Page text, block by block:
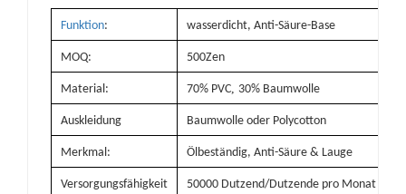
Funktion: wasserdicht, Anti-Säure-Base
MOQ: 500Zen
Material: 70% PVC, 30% Baumwolle
Auskleidung Baumwolle oder Polycotton
Merkmal: Ölbeständig, Anti-Säure & Lauge
Versorgungsfähigkeit 50000 Dutzend/Dutzende pro Monat